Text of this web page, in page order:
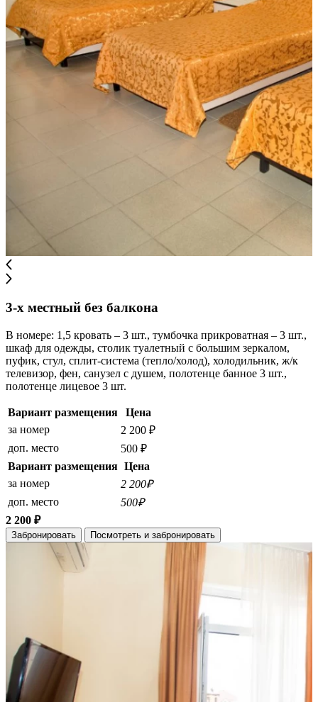
3-х местный без балкона
В номере: 1,5 кровать – 3 шт., тумбочка прикроватная – 3 шт.,
шкаф для одежды, столик туалетный с большим зеркалом,
пуфик, стул, сплит-система (тепло/холод), холодильник, ж/к
телевизор, фен, санузел с душем, полотенце банное 3 шт.,
полотенце лицевое 3 шт.
Вариант размещения
Цена
за номер
2 200 ₽
доп. место
500 ₽
Вариант размещения Цена
за номер
2 200₽
доп. место
500₽
2 200 ₽
Забронировать Посмотреть и забронировать